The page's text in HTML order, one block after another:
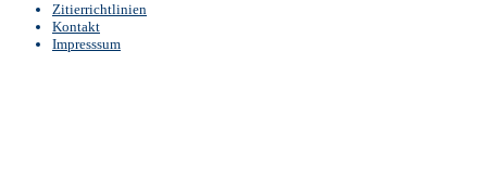
Zitierrichtlinien
Kontakt
Impresssum